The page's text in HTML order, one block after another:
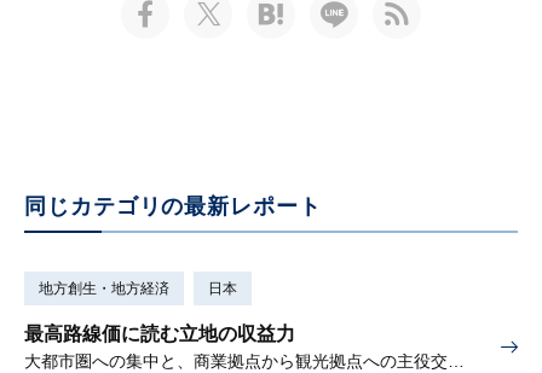
同じカテゴリの最新レポート
地方創生・地方経済 日本
最高路線価に読む立地の収益力
大都市圏への集中と、商業拠点から観光拠点への主役交代の兆し